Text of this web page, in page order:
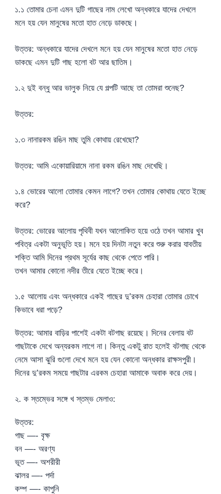
১.১ তোমার চেনা এমন দুটি গাছের নাম লেখো অন্ধকারে যাদের দেখলে
মনে হয় যেন মানুষের মতো হাত নেড়ে ডাকছে।
উত্তর: অন্ধকারে যাদের দেখলে মনে হয় যেন মানুষের মতো হাত নেড়ে
ডাকছে এমন দুটি গাছ হলো বট আর ছাতিম।
১.২ দুই বন্ধু আর ভালুক নিয়ে যে গল্পটি আছে তা তোমরা শুনেছ?
উত্তর:
১.৩ নানারকম রঙিন মাছ তুমি কোথায় রেখেছো?
উত্তর: আমি একোয়ারিয়ামে নানা রকম রঙিন মাছ দেখেছি।
১.৪ ভোরের আলো তোমার কেমন লাগে? তখন তোমার কোথায় যেতে ইচ্ছে
করে?
উত্তর: ভোরের আলোয় পৃথিবী যখন আলোকিত হয়ে ওঠে তখন আমার খুব
পবিত্র একটা অনুভূতি হয়। মনে হয় দিনটা নতুন করে শুরু করার যাবতীয়
শক্তি আমি দিনের প্রথম সূর্যের কাছ থেকে পেতে পারি।
তখন আমার কোনো নদীর তীরে যেতে ইচ্ছে করে।
১.৫ আলোয় এবং অন্ধকারে একই গাছের দু’রকম চেহারা তোমার চোখে
কিভাবে ধরা পড়ে?
উত্তর: আমার বাড়ির পাশেই একটা বটগাছ রয়েছে। দিনের বেলায় বট
গাছটাকে দেখে অন্যরকম লাগে না। কিন্তু একটু রাত হলেই বটগাছ থেকে
নেমে আসা ঝুরি গুলো দেখে মনে হয় যেন কোনো অন্ধকার রাক্ষসপুরী।
দিনের দু’রকম সময়ে গাছটার এরকম চেহারা আমাকে অবাক করে দেয়।
২. ক স্তম্ভের সঙ্গে খ স্তম্ভ মেলাও:
উত্তর:
গাছ —- বৃক্ষ
বন —- অরণ্য
ভূত —- অশরীরী
ঝালর —- পর্দা
কম্প —- কাপুনি